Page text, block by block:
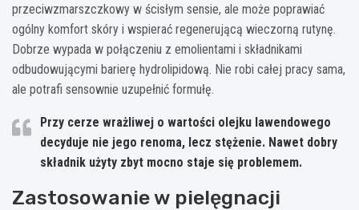
przeciwzmarszczkowy w ścisłym sensie, ale może poprawiać
ogólny komfort skóry i wspierać regenerującą wieczorną rutynę.
Dobrze wypada w połączeniu z emolientami i składnikami
odbudowującymi barierę hydrolipidową. Nie robi całej pracy sama,
ale potrafi sensownie uzupełnić formułę.
Przy cerze wrażliwej o wartości olejku lawendowego
decyduje nie jego renoma, lecz stężenie. Nawet dobry
składnik użyty zbyt mocno staje się problemem.
Zastosowanie w pielęgnacji